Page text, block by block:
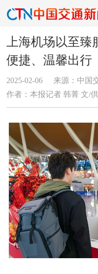
上海机场以至臻
便捷、温馨出行
2025-02-06 来源：中国
作者：本报记者 韩菁 文/